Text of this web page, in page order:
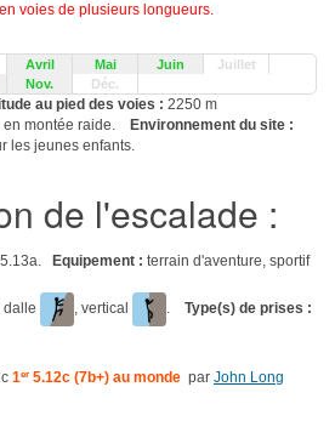
voies de plusieurs longueurs.
Avril Mai Juin
Juillet
Nov. Déc.
au pied des voies : 2250 m
en montée raide.
Environnement du site :
les jeunes enfants.
de l'escalade :
Equipement : terrain d'aventure, sportif
dalle , vertical . Type(s) de prises :
1er 5.12c (7b+) au monde par John Long